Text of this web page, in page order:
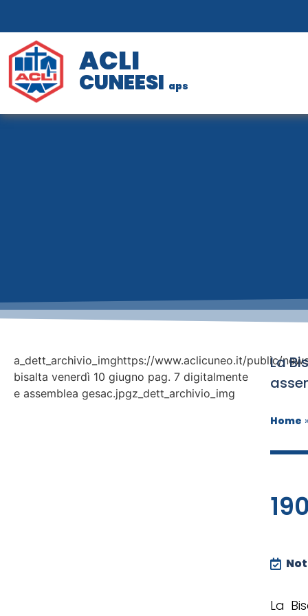
ACLI
CUNEESI aps
a_dett_archivio_imghttps://www.aclicuneo.it/public/
bisalta venerdì 10 giugno pag. 7 digitalmente
e assemblea gesac.jpgz_dett_archivio_img
La
Home
La